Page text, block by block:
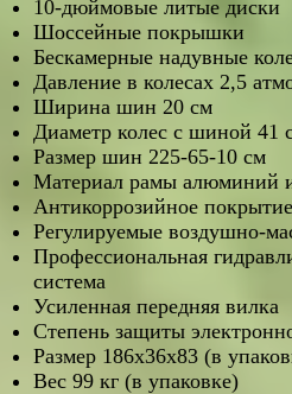
10-дюймовые литые диски
Шоссейные покрышки
Бескамерные надувные
Давление в колесах 2,5
Ширина шин 20 см
Диаметр колес с шиной 41
Размер шин 225-65-10 см
Материал рамы алюминий
Антикоррозийное
Регулируемые воздушно-
Профессиональная
система
Усиленная передняя вилка
Степень защиты
Размер 186х36х83 (в
Вес 99 кг (в упаковке)